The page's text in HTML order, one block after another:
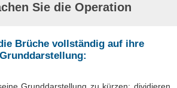
Sie die Operation
Brüche vollständig auf ihre
Grunddarstellung:
Grunddarstellung zu kürzen: dividieren